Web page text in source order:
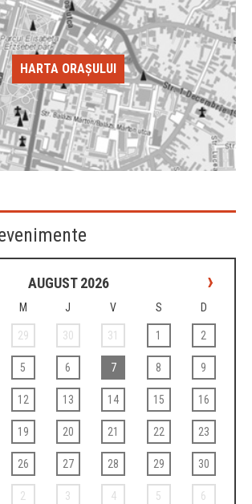
HARTA ORAȘULUI
AUGUST 2026 ›
M J V S D
29 30 31 1 2
5 6 7 8 9
12 13 14 15 16
19 20 21 22 23
26 27 28 29 30
2 3 4 5 6